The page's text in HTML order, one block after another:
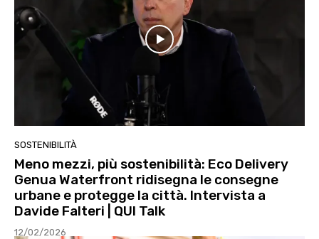
SOSTENIBILITÀ
Meno mezzi, più sostenibilità: Eco Delivery
Genua Waterfront ridisegna le consegne
urbane e protegge la città. Intervista a
Davide Falteri | QUI Talk
12/02/2026